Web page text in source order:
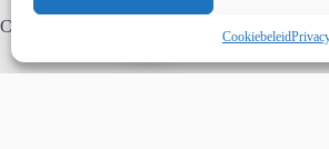
Cookiebeleid
Copyright © 2025 - WordPress thema door